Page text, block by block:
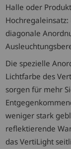
Halle oder
diagonale
Die spezielle
Lichtfarbe des
sorgen für mehr
weniger stark
reflektierende
das VertiLight